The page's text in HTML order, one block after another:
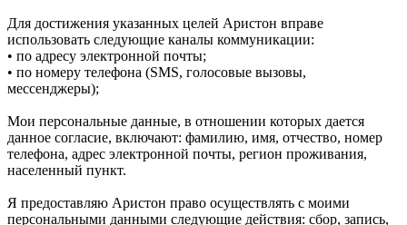
Для достижения указанных целей Аристон вправе
использовать следующие каналы коммуникации:
• по адресу электронной почты;
• по номеру телефона (SMS, голосовые вызовы,
мессенджеры);
Мои персональные данные, в отношении которых дается
данное согласие, включают: фамилию, имя, отчество, номер
телефона, адрес электронной почты, регион проживания,
населенный пункт.
Я предоставляю Аристон право осуществлять с моими
персональными данными следующие действия: сбор, запись,